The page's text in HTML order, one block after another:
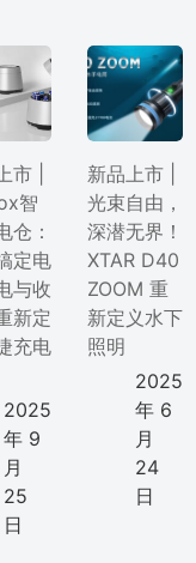
市 |
智
仓：
定电
与收
新定
充电
2025
年 9
月
25
日
新品上市 |
光束自由，
深潜无界！
XTAR D40
ZOOM 重
新定义水下
照明
2025
年 6
月
24
日